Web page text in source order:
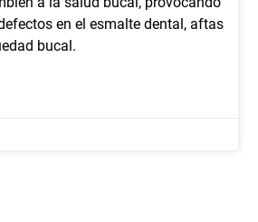
en el esmalte dental, aftas
bucal.